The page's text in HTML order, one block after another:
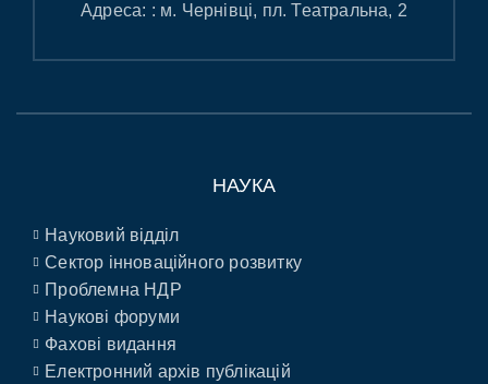
Адреса: : м. Чернівці, пл. Театральна, 2
НАУКА
Науковий відділ
Сектор інноваційного розвитку
Проблемна НДР
Наукові форуми
Фахові видання
Електронний архів публікацій